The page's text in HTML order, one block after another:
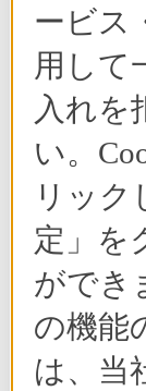
ービス
用して
入れを
い。
リック
定」を
ができ
の機能
は、当